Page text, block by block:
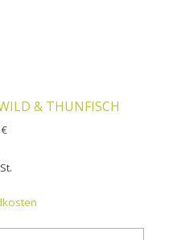
& THUNFISCH
€